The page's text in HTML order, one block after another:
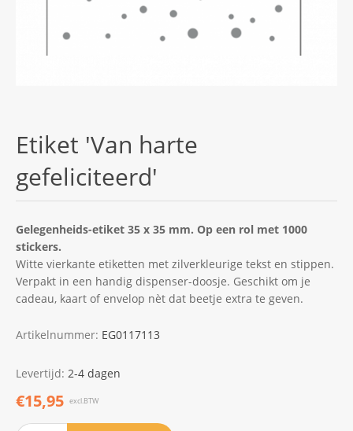
Etiket 'Van harte
gefeliciteerd'
Gelegenheids-etiket 35 x 35 mm. Op een rol met 1000
stickers.
Witte vierkante etiketten met zilverkleurige tekst en stippen.
Verpakt in een handig dispenser-doosje. Geschikt om je
cadeau, kaart of envelop nèt dat beetje extra te geven.
Artikelnummer: EG0117113
Levertijd: 2-4 dagen
€15,95 excl.BTW